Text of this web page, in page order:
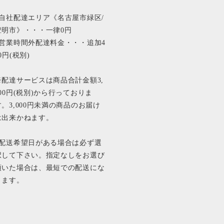
社配達エリア《名古屋市緑区/
明市》・・・一律0円
業時間外配達料金・・・追加4
円(税別)
達サービスは商品合計金額3,
円(税別)から行っておりま
。3,000円未満の商品のお届け
出来かねます。
送希望日がある場合は必ず選
して下さい。指定なしをお選び
いた場合は、最短での配送にな
す。